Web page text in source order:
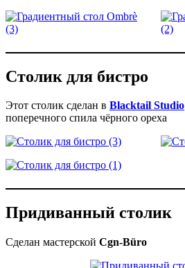
Столик для бистро
Этот столик сделан в Blacktail Studio
поперечного спила чёрного ореха
Придиванный столик
Сделан мастерской Cgn-Büro